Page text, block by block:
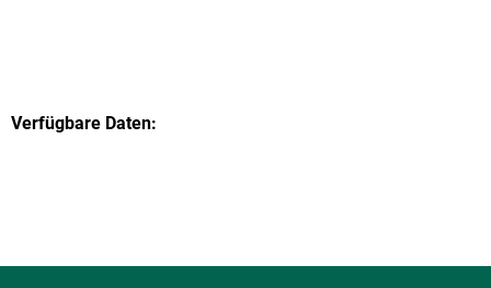
Verfügbare Daten: